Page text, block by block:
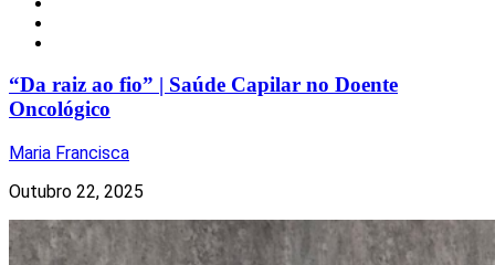
“Da raiz ao fio” | Saúde Capilar no Doente
Oncológico
Maria Francisca
Outubro 22, 2025